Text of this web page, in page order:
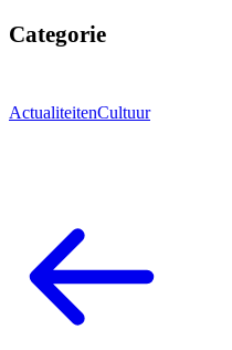
Categorie
ActualiteitenCultuur